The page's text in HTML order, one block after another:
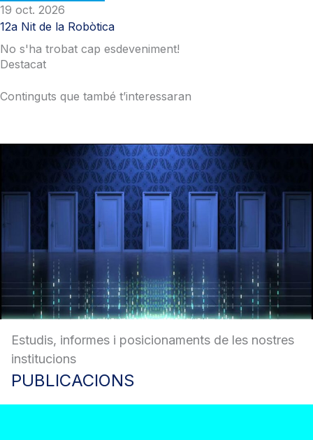
19 oct. 2026
12a Nit de la Robòtica
No s'ha trobat cap esdeveniment!
Destacat
Continguts que també t’interessaran
Estudis, informes i posicionaments de les nostres
institucions
PUBLICACIONS